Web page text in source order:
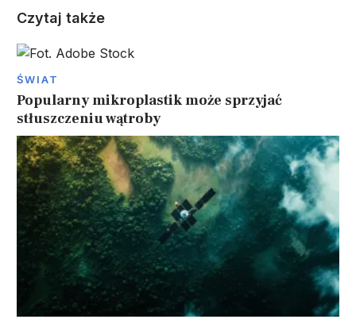
Czytaj także
ŚWIAT
Popularny mikroplastik może sprzyjać
stłuszczeniu wątroby